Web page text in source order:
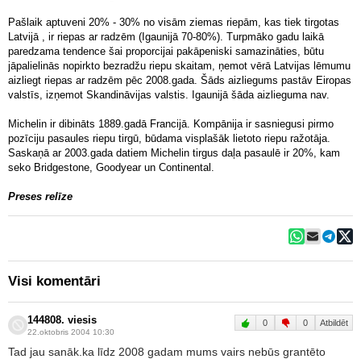
Pašlaik aptuveni 20% - 30% no visām ziemas riepām, kas tiek tirgotas
Latvijā , ir riepas ar radzēm (Igaunijā 70-80%). Turpmāko gadu laikā
paredzama tendence šai proporcijai pakāpeniski samazināties, būtu
jāpalielinās nopirkto bezradžu riepu skaitam, ņemot vērā Latvijas lēmumu
aizliegt riepas ar radzēm pēc 2008.gada. Šāds aizliegums pastāv Eiropas
valstīs, izņemot Skandināvijas valstis. Igaunijā šāda aizlieguma nav.
Michelin ir dibināts 1889.gadā Francijā. Kompānija ir sasniegusi pirmo
pozīciju pasaules riepu tirgū, būdama visplašāk lietoto riepu ražotāja.
Saskaņā ar 2003.gada datiem Michelin tirgus daļa pasaulē ir 20%, kam
seko Bridgestone, Goodyear un Continental.
Preses relīze
Visi komentāri
144808. viesis
22.oktobris 2004 10:30
0 0 Atbildēt
Tad jau sanāk.ka līdz 2008 gadam mums vairs nebūs grantēto